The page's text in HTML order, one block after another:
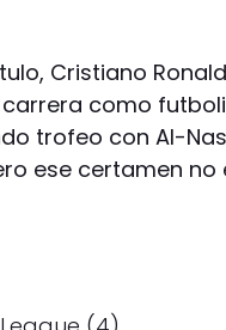
Cristiano
como
trofeo con Al-
ese certamen